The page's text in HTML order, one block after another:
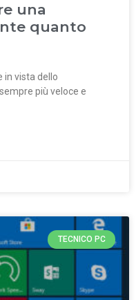
una
quanto
in vista dello
più veloce e
TECNICO PC